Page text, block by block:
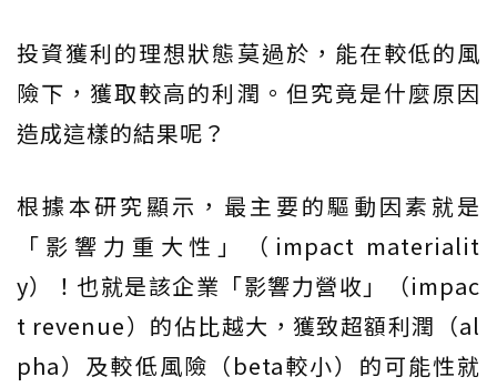
投資獲利的理想狀態莫過於，能在較低的風
險下，獲取較高的利潤。但究竟是什麼原因
造成這樣的結果呢？
根據本研究顯示，最主要的驅動因素就是
「影響力重大性」（impact materialit
y）！也就是該企業「影響力營收」（impac
t revenue）的佔比越大，獲致超額利潤（al
pha）及較低風險（beta較小）的可能性就